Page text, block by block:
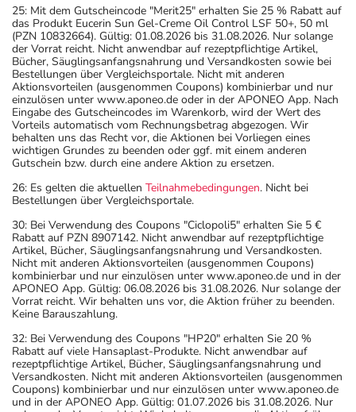
25: Mit dem Gutscheincode "Merit25" erhalten Sie 25 % Rabatt auf
das Produkt Eucerin Sun Gel-Creme Oil Control LSF 50+, 50 ml
(PZN 10832664). Gültig: 01.08.2026 bis 31.08.2026. Nur solange
der Vorrat reicht. Nicht anwendbar auf rezeptpflichtige Artikel,
Bücher, Säuglingsanfangsnahrung und Versandkosten sowie bei
Bestellungen über Vergleichsportale. Nicht mit anderen
Aktionsvorteilen (ausgenommen Coupons) kombinierbar und nur
einzulösen unter www.aponeo.de oder in der APONEO App. Nach
Eingabe des Gutscheincodes im Warenkorb, wird der Wert des
Vorteils automatisch vom Rechnungsbetrag abgezogen. Wir
behalten uns das Recht vor, die Aktionen bei Vorliegen eines
wichtigen Grundes zu beenden oder ggf. mit einem anderen
Gutschein bzw. durch eine andere Aktion zu ersetzen.
26: Es gelten die aktuellen Teilnahmebedingungen. Nicht bei
Bestellungen über Vergleichsportale.
30: Bei Verwendung des Coupons "Ciclopoli5" erhalten Sie 5 €
Rabatt auf PZN 8907142. Nicht anwendbar auf rezeptpflichtige
Artikel, Bücher, Säuglingsanfangsnahrung und Versandkosten.
Nicht mit anderen Aktionsvorteilen (ausgenommen Coupons)
kombinierbar und nur einzulösen unter www.aponeo.de und in der
APONEO App. Gültig: 06.08.2026 bis 31.08.2026. Nur solange der
Vorrat reicht. Wir behalten uns vor, die Aktion früher zu beenden.
Keine Barauszahlung.
32: Bei Verwendung des Coupons "HP20" erhalten Sie 20 %
Rabatt auf viele Hansaplast-Produkte. Nicht anwendbar auf
rezeptpflichtige Artikel, Bücher, Säuglingsanfangsnahrung und
Versandkosten. Nicht mit anderen Aktionsvorteilen (ausgenommen
Coupons) kombinierbar und nur einzulösen unter www.aponeo.de
und in der APONEO App. Gültig: 01.07.2026 bis 31.08.2026. Nur